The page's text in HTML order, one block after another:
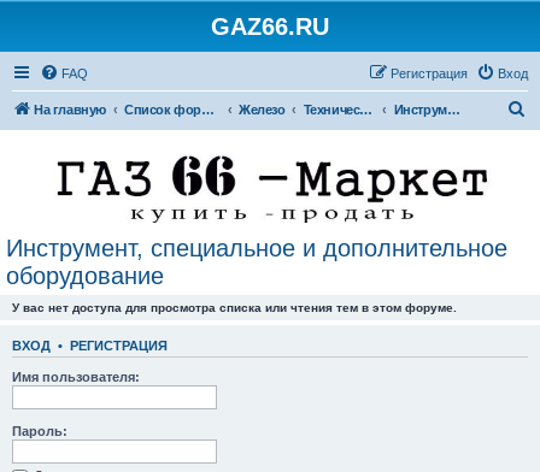
GAZ66.RU
FAQ Вход
Регистрация
На главную Список форумов Железо Технический форум Инструмент, специальное и дополнительное оборудование
Инструмент, специальное и дополнительное
оборудование
У вас нет доступа для просмотра списка или чтения тем в этом форуме.
ВХОД • РЕГИСТРАЦИЯ
Имя пользователя:
Пароль: